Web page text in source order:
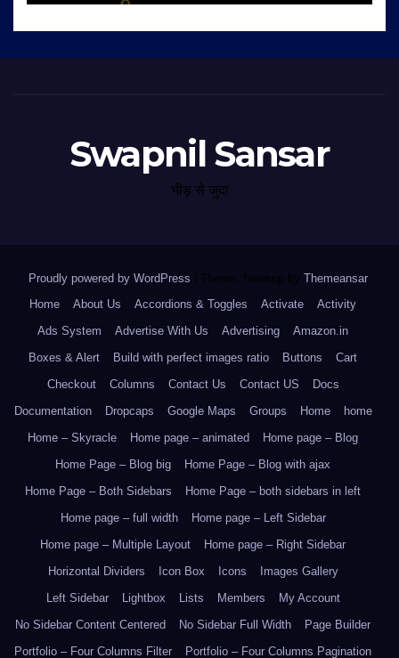
Swapnil Sansar
भीड़ से जुदा
Proudly powered by WordPress Theme: Newsup by Themeansar.
Home
About Us Accordions & Toggles Activate
Activity
Ads System
Advertise With Us Advertising
Amazon.in
Boxes & Alert
Build with perfect images ratio Buttons
Cart
Checkout
Columns Contact Us Contact US
Docs
Documentation
Dropcaps Google Maps Groups Home
home
Home – Skyracle
Home page – animated
Home page – Blog
Home Page – Blog big
Home Page – Blog with ajax
Home Page – Both Sidebars
Home Page – both sidebars in left
Home page – full width
Home page – Left Sidebar
Home page – Multiple Layout
Home page – Right Sidebar
Horizontal Dividers
Icon Box Icons
Images Gallery
Left Sidebar
Lightbox Lists Members
My Account
No Sidebar Content Centered
No Sidebar Full Width
Page Builder
Portfolio – Four Columns Filter
Portfolio – Four Columns Pagination